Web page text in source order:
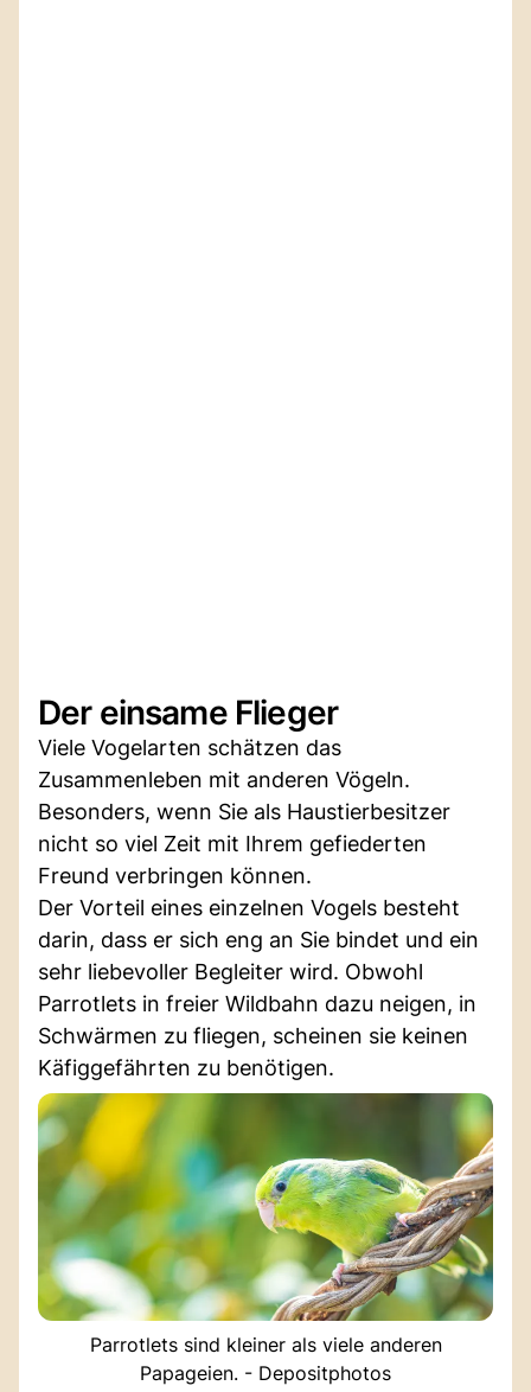
Der einsame Flieger
Viele Vogelarten schätzen das
Zusammenleben mit anderen Vögeln.
Besonders, wenn Sie als Haustierbesitzer
nicht so viel Zeit mit Ihrem gefiederten
Freund verbringen können.
Der Vorteil eines einzelnen Vogels besteht
darin, dass er sich eng an Sie bindet und ein
sehr liebevoller Begleiter wird. Obwohl
Parrotlets in freier Wildbahn dazu neigen, in
Schwärmen zu fliegen, scheinen sie keinen
Käfiggefährten zu benötigen.
Parrotlets sind kleiner als viele anderen
Papageien. - Depositphotos